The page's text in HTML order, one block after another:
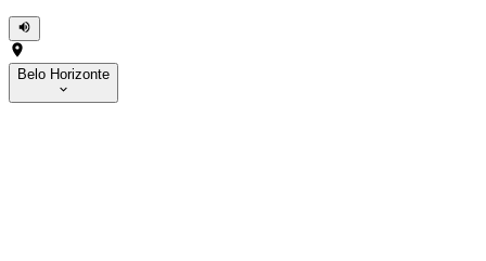
Belo Horizonte